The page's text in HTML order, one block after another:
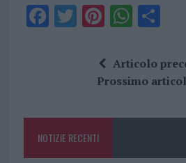
F
o
k
T Pi
te
re
W
at
s
p
S
a
re
Articolo
Prossimo
NOTIZIE RECENTI